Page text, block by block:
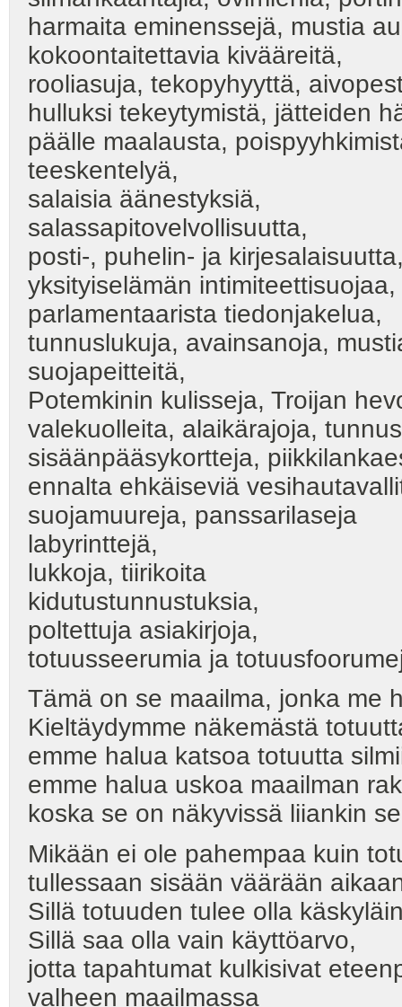
harmaita eminenssejä, mustia
kokoontaitettavia kivääreitä,
rooliasuja, tekopyhyyttä,
hulluksi tekeytymistä, jätteiden
päälle maalausta,
teeskentelyä,
salaisia äänestyksiä,
salassapitovelvollisuutta,
posti-, puhelin- ja
yksityiselämän intimiteettisuojaa,
parlamentaarista tiedonjakelua,
tunnuslukuja, avainsanoja,
suojapeitteitä,
Potemkinin kulisseja, Troijan
valekuolleita, alaikärajoja,
sisäänpääsykortteja,
ennalta ehkäiseviä
suojamuureja, panssarilaseja
labyrinttejä,
lukkoja, tiirikoita
kidutustunnustuksia,
poltettuja asiakirjoja,
totuusseerumia ja
Tämä on se maailma, jonka me
Kieltäydymme näkemästä
emme halua katsoa totuutta
emme halua uskoa maailman
koska se on näkyvissä liiankin
Mikään ei ole pahempaa kuin
tullessaan sisään väärään
Sillä totuuden tulee olla
Sillä saa olla vain käyttöarvo,
jotta tapahtumat kulkisivat
valheen maailmassa